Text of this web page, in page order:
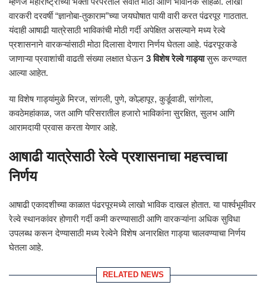
वारकरी दरवर्षी “ज्ञानोबा-तुकाराम”च्या जयघोषात पायी वारी करत पंढरपूर गाठतात.
यंदाही आषाढी यात्रेसाठी भाविकांची मोठी गर्दी अपेक्षित असल्याने मध्य रेल्वे
प्रशासनाने वारकऱ्यांसाठी मोठा दिलासा देणारा निर्णय घेतला आहे. पंढरपूरकडे
जाणाऱ्या प्रवाशांची वाढती संख्या लक्षात घेऊन 3 विशेष रेल्वे गाड्यासुरू करण्यात
आल्या आहेत.
या विशेष गाड्यांमुळे मिरज, सांगली, पुणे, कोल्हापूर, कुर्डूवाडी, सांगोला,
कवठेमहांकाळ, जत आणि परिसरातील हजारो भाविकांना सुरक्षित, सुलभ आणि
आरामदायी प्रवास करता येणार आहे.
आषाढी यात्रेसाठी रेल्वे प्रशासनाचा महत्त्वाचा
निर्णय
आषाढी एकादशीच्या काळात पंढरपूरमध्ये लाखो भाविक दाखल होतात. या पार्श्वभूमीवर
रेल्वे स्थानकांवर होणारी गर्दी कमी करण्यासाठी आणि वारकऱ्यांना अधिक सुविधा
उपलब्ध करून देण्यासाठी मध्य रेल्वेने विशेष अनारक्षित गाड्या चालवण्याचा निर्णय
घेतला आहे.
RELATED NEWS